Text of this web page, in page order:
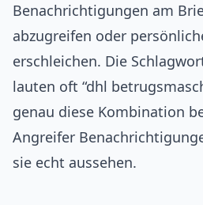
Benachrichtigungen am
abzugreifen oder
erschleichen. Die
lauten oft “dhl
genau diese Kombination
Angreifer
sie echt aussehen.